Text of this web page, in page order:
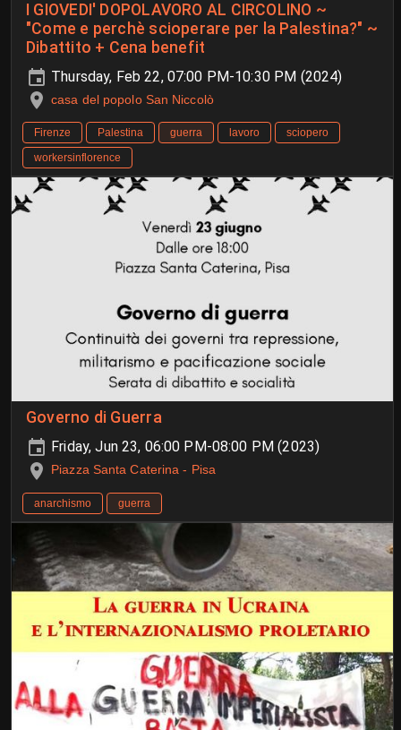
I GIOVEDI' DOPOLAVORO AL CIRCOLINO ~
"Come e perchè scioperare per la Palestina?" ~
Dibattito + Cena benefit
Thursday, Feb 22, 07:00 PM-10:30 PM (2024)
casa del popolo San Niccolò
Firenze Palestina guerra lavoro
sciopero
workersinflorence
Governo di Guerra
Friday, Jun 23, 06:00 PM-08:00 PM (2023)
Piazza Santa Caterina - Pisa
anarchismo guerra